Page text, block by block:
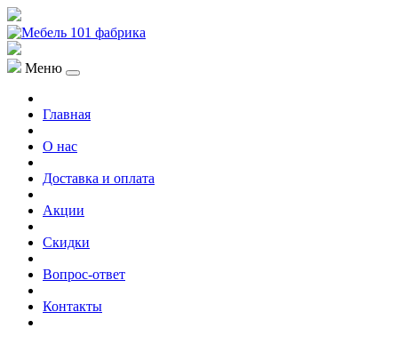
Меню
Главная
О нас
Доставка и оплата
Акции
Скидки
Вопрос-ответ
Контакты